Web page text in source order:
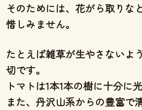
そのためには、花がら取りな
惜しみません。
たとえば雑草が生やさないよ
切です。
トマトは1本1本の樹に十分に
また、丹沢山系からの豊富で